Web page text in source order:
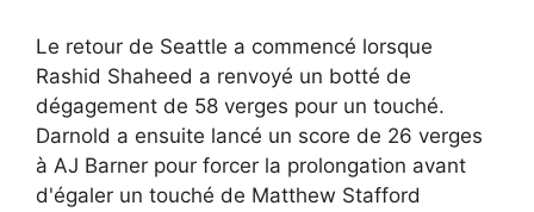
Le retour de Seattle a commencé lorsque
Rashid Shaheed a renvoyé un botté de
dégagement de 58 verges pour un touché.
Darnold a ensuite lancé un score de 26 verges
à AJ Barner pour forcer la prolongation avant
d'égaler un touché de Matthew Stafford